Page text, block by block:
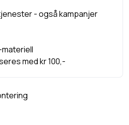
- også kampanjer
med kr 100,-